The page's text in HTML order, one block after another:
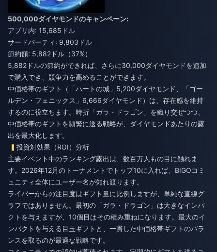
500,000ダイヤモンドのキャンペーン:
アプリ内: 15,685ドル
サードパーティ: 9,803ドル
節約額: 5,882ドル（37%）
5,882ドルの節約ができれば、さらに30,000ダイヤモンドを追加
で購入でき、競争力を高めることができます。
中価格帯のギフト（「ハートの城」5,200ダイヤモンド、「ゴー
ルデン・フェニックス」6,666ダイヤモンド）は、存在感を維持
するのに役立ちます。時折「ガラ・ドラゴン」を織り交ぜつつ、
中価格帯のギフトを頻繁に送る戦略が、ダイヤモンドあたりの露
出を最大化します。
投資対効果（ROI）分析
主要イベント中のランキング露出は、数百万人もの目に触れま
す。2026年12月のトーナメントでトップ10に入れば、BIGOコミ
ュニティ全体にユーザー名が知れ渡ります。
ライバーからの注目度はギフト量に比例しますが、単純な直線グ
ラフではありません。最初の「ガラ・ドラゴン」は大きなインパ
クトを与えますが、10個目はその積み重ねになります。最大のイ
ンパクトを与える目玉ギフトと、一貫した中価格帯ギフトのバラ
ンスを取るのが最適な戦略です。